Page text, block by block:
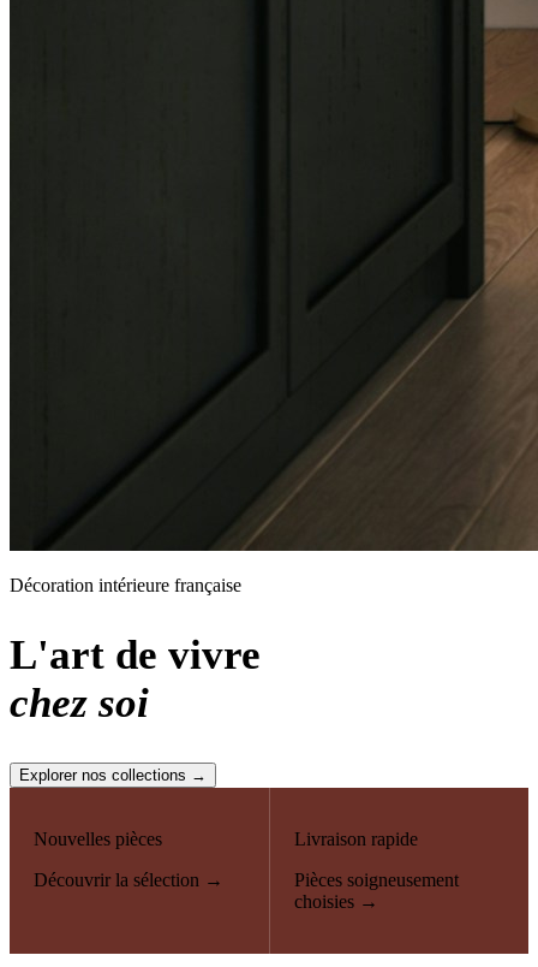
Décoration intérieure française
L'art de vivre
chez soi
Explorer nos collections →
Nouvelles pièces
Découvrir la sélection →
Livraison rapide
Pièces soigneusement
choisies →